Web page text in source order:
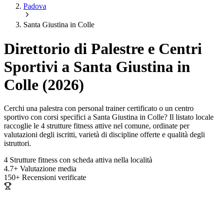
Padova
Santa Giustina in Colle
Direttorio di Palestre e Centri
Sportivi a Santa Giustina in
Colle (2026)
Cerchi una palestra con personal trainer certificato o un centro
sportivo con corsi specifici a Santa Giustina in Colle? Il listato locale
raccoglie le 4 strutture fitness attive nel comune, ordinate per
valutazioni degli iscritti, varietà di discipline offerte e qualità degli
istruttori.
4 Strutture fitness con scheda attiva nella località
4.7+ Valutazione media
150+ Recensioni verificate